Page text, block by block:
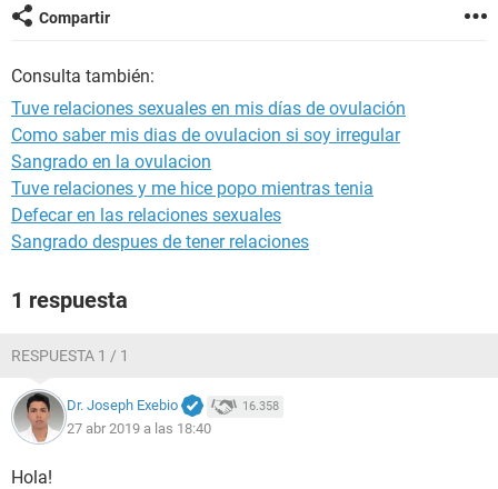
Compartir
Consulta también:
Tuve relaciones sexuales en mis días de ovulación
Como saber mis dias de ovulacion si soy irregular
Sangrado en la ovulacion
Tuve relaciones y me hice popo mientras tenia
Defecar en las relaciones sexuales
Sangrado despues de tener relaciones
1 respuesta
RESPUESTA 1 / 1
Dr. Joseph Exebio 16.358
27 abr 2019 a las 18:40
Hola!